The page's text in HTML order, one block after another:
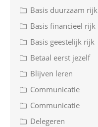
Basis duurzaam rijk
Basis financieel rijk
Basis geestelijk rijk
Betaal eerst jezelf
Blijven leren
Communicatie
Communicatie
Delegeren